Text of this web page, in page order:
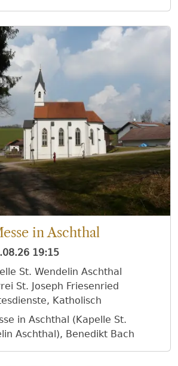
in Aschthal
19:15
St. Wendelin Aschthal
St. Joseph Friesenried
Katholisch
in Aschthal (Kapelle St.
Aschthal), Benedikt Bach